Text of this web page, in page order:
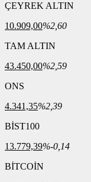
ÇEYREK ALTIN
10.909,00%2,60
TAM ALTIN
43.450,00%2,59
ONS
4.341,35%2,39
BİST100
13.779,39%-0,14
BİTCOİN